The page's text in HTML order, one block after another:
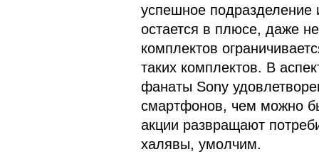
успешное подразделение
остается в плюсе, даже
комплектов
таких комплектов. В
фанаты Sony
смартфонов, чем можно
акции развращают
халявы, умолчим.